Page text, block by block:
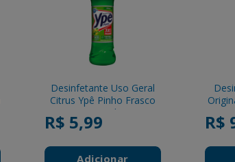
Desinfetante Uso Geral
Citrus Ypê Pinho Frasco
500ml
R$ 5,99
Adicionar
R$